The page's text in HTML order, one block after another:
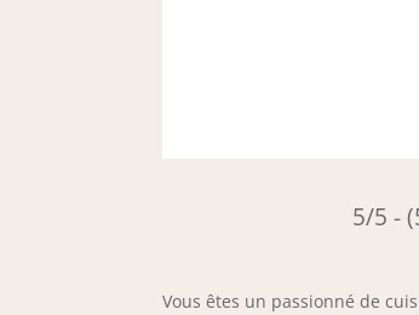
5/5 -
Vous êtes un passionné de